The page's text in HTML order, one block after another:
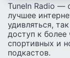
TuneIn Radio —
лучшее
удивляться,
доступ к
спортивных и
подкастов.